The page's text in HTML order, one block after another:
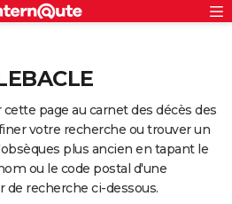
page au carnet des décès des
votre recherche ou trouver un
plus ancien en tapant le
ou le code postal d'une
recherche ci-dessous.